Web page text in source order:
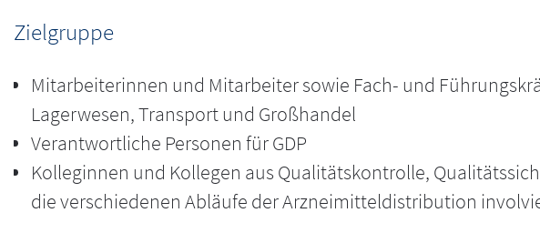
Zielgruppe
Mitarbeiterinnen und Mitarbeiter sowie Fach- und
Lagerwesen, Transport und Großhandel
Verantwortliche Personen für GDP
Kolleginnen und Kollegen aus Qualitätskontrolle,
die verschiedenen Abläufe der Arzneimitteldistribution